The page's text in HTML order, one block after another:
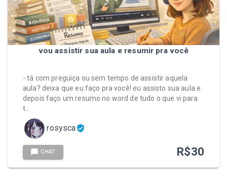
vou assistir sua aula e resumir pra você
- tá com preguiça ou sem tempo de assistir aquela
aula? deixa que eu faço pra você! eu assisto sua aula e
depois faço um resumo no word de tudo o que vi para
t…
rosysca
CHAT R$30